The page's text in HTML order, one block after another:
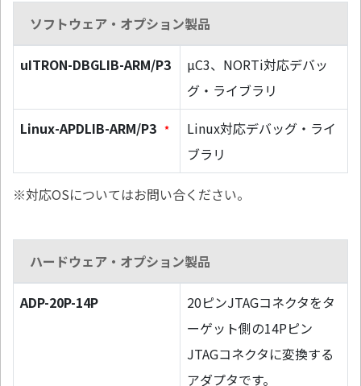
ソフトウェア・オプション製品
uITRON-DBGLIB-ARM/P3
µC3、NORTi対応デバッ
グ・ライブラリ
Linux-APDLIB-ARM/P3 *
Linux対応デバッグ・ライ
ブラリ
※対応OSについてはお問い合ください。
ハードウェア・オプション製品
ADP-20P-14P
20ピンJTAGコネクタをタ
ーゲット側の14Pピン
JTAGコネクタに変換する
アダプタです。